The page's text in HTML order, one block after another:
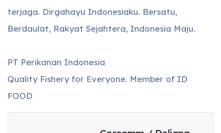
terjaga. Dirgahayu Indonesiaku. Bersatu,
Berdaulat, Rakyat Sejahtera, Indonesia Maju.
PT Perikanan Indonesia
Quality Fishery for Everyone. Member of ID
FOOD